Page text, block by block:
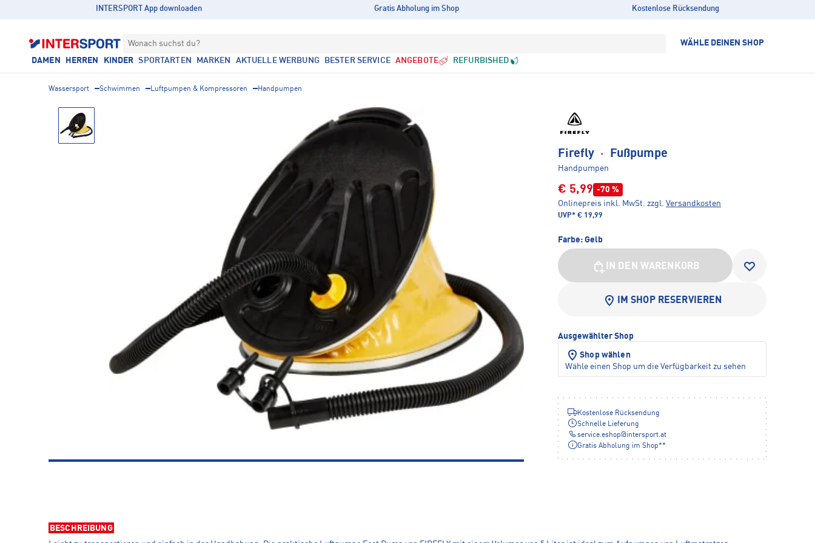
INTERSPORT App downloaden Gratis Abholung im Shop Kostenlose Rücksendung
Wonach suchst du? WÄHLE DEINEN SHOP
DAMEN HERREN KINDER SPORTARTEN MARKEN AKTUELLE WERBUNG BESTER SERVICE ANGEBOTE REFURBISHED
Wassersport Schwimmen Luftpumpen & Kompressoren Handpumpen
Firefly · Fußpumpe
Handpumpen
€ 5,99 -70 %
Onlinepreis inkl. MwSt. zzgl. Versandkosten
UVP* € 19,99
Farbe: Gelb
IN DEN WARENKORB
IM SHOP RESERVIEREN
Ausgewählter Shop
Shop wählen
Wähle einen Shop um die Verfügbarkeit zu sehen
Kostenlose Rücksendung
Schnelle Lieferung
service.eshop@intersport.at
Gratis Abholung im Shop**
BESCHREIBUNG